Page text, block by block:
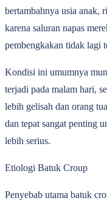
bertambahnya usia anak,
karena saluran napas
pembengkakan tidak lagi
Kondisi ini umumnya
terjadi pada malam hari,
lebih gelisah dan orang
dan tepat sangat penting
lebih serius.
Etiologi Batuk Croup
Penyebab utama batuk